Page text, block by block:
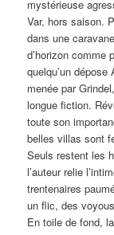
mystérieuse
Var, hors saison.
dans une
d’horizon comme
quelqu’un
menée par
longue fiction.
toute son
belles villas sont
Seuls restent les
l’auteur relie
trentenaires
un flic, des
En toile de fond,